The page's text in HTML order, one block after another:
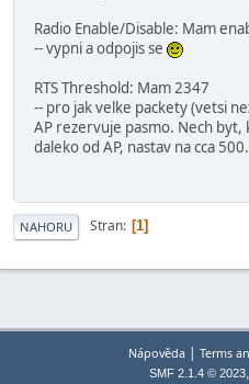
Radio Enable/Disable: Mam
-- vypni a odpojis se
RTS Threshold: Mam 2347
-- pro jak velke packety (vetsi
AP rezervuje pasmo. Nech byt,
daleko od AP, nastav na cca 500.
NAHORU Stran 1
Nápověda| Terms
SMF 2.1.4 © 2023,